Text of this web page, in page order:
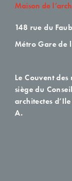
Maison de
148 rue du
Métro Gare de
Le Couvent
siège du
architectes
A.